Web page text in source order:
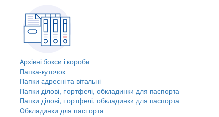
Архівні бокси і короби
Папка-куточок
Папки адресні та вітальні
Папки ділові, портфелі, обкладинки для паспорта
Папки ділові, портфелі, обкладинки для паспорта
Обкладинки для паспорта